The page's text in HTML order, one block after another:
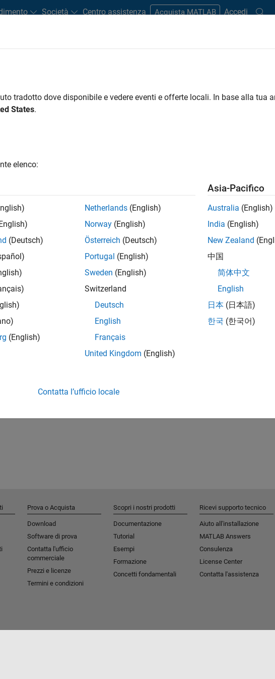
Società Centro assistenza Acquista MATLAB Accedi
Ricerca articoli tecnici
tradotto dove disponibile e vedere eventi e offerte locali. In base alla tua
States.
elenco:
(Deutsch)
(English)
Netherlands (English)
Norway (English)
Österreich (Deutsch)
Portugal (English)
Sweden (English)
Switzerland
Deutsch
English
Français
United Kingdom (English)
Asia-Pacifico
Australia (English)
India (English)
New Zealand
中国
简体中文
English
日本 (日本語)
한국 (한국어)
Contatta l’ufficio locale
Prova o Acquista
Download
Software di prova
Contatta l'ufficio
commerciale
Prezzi e licenze
Termini e condizioni
Scopri i nostri prodotti
Documentazione
Tutorial
Esempi
Formazione
Concetti fondamentali
Ricevi supporto tecnico
Aiuto all'installazione
MATLAB Answers
Consulenza
License Center
Contatta l'assistenza